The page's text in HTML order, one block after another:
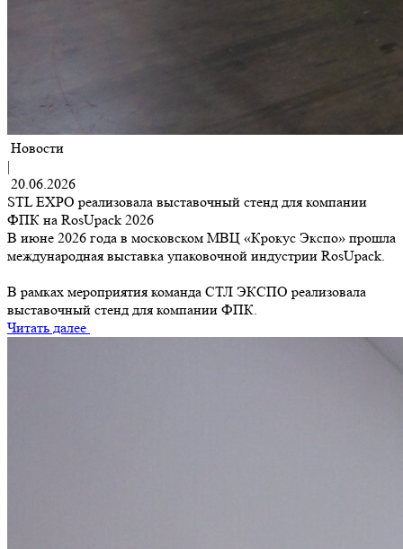
Новости
|
20.06.2026
STL EXPO реализовала выставочный стенд для компании
ФПК на RosUpack 2026
В июне 2026 года в московском МВЦ «Крокус Экспо» прошла
международная выставка упаковочной индустрии RosUpack.
В рамках мероприятия команда СТЛ ЭКСПО реализовала
выставочный стенд для компании ФПК.
Читать далее